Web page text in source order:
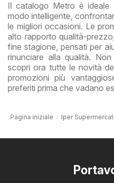
Il catalogo Metro è
modo intelligente,
le migliori occasioni. Le
alto rapporto qualità-
fine stagione, pensati per
rinunciare alla qualità.
scopri ora tutte le novità
promozioni più
preferiti prima che vadano
Pagina iniziale Iper Supermercati